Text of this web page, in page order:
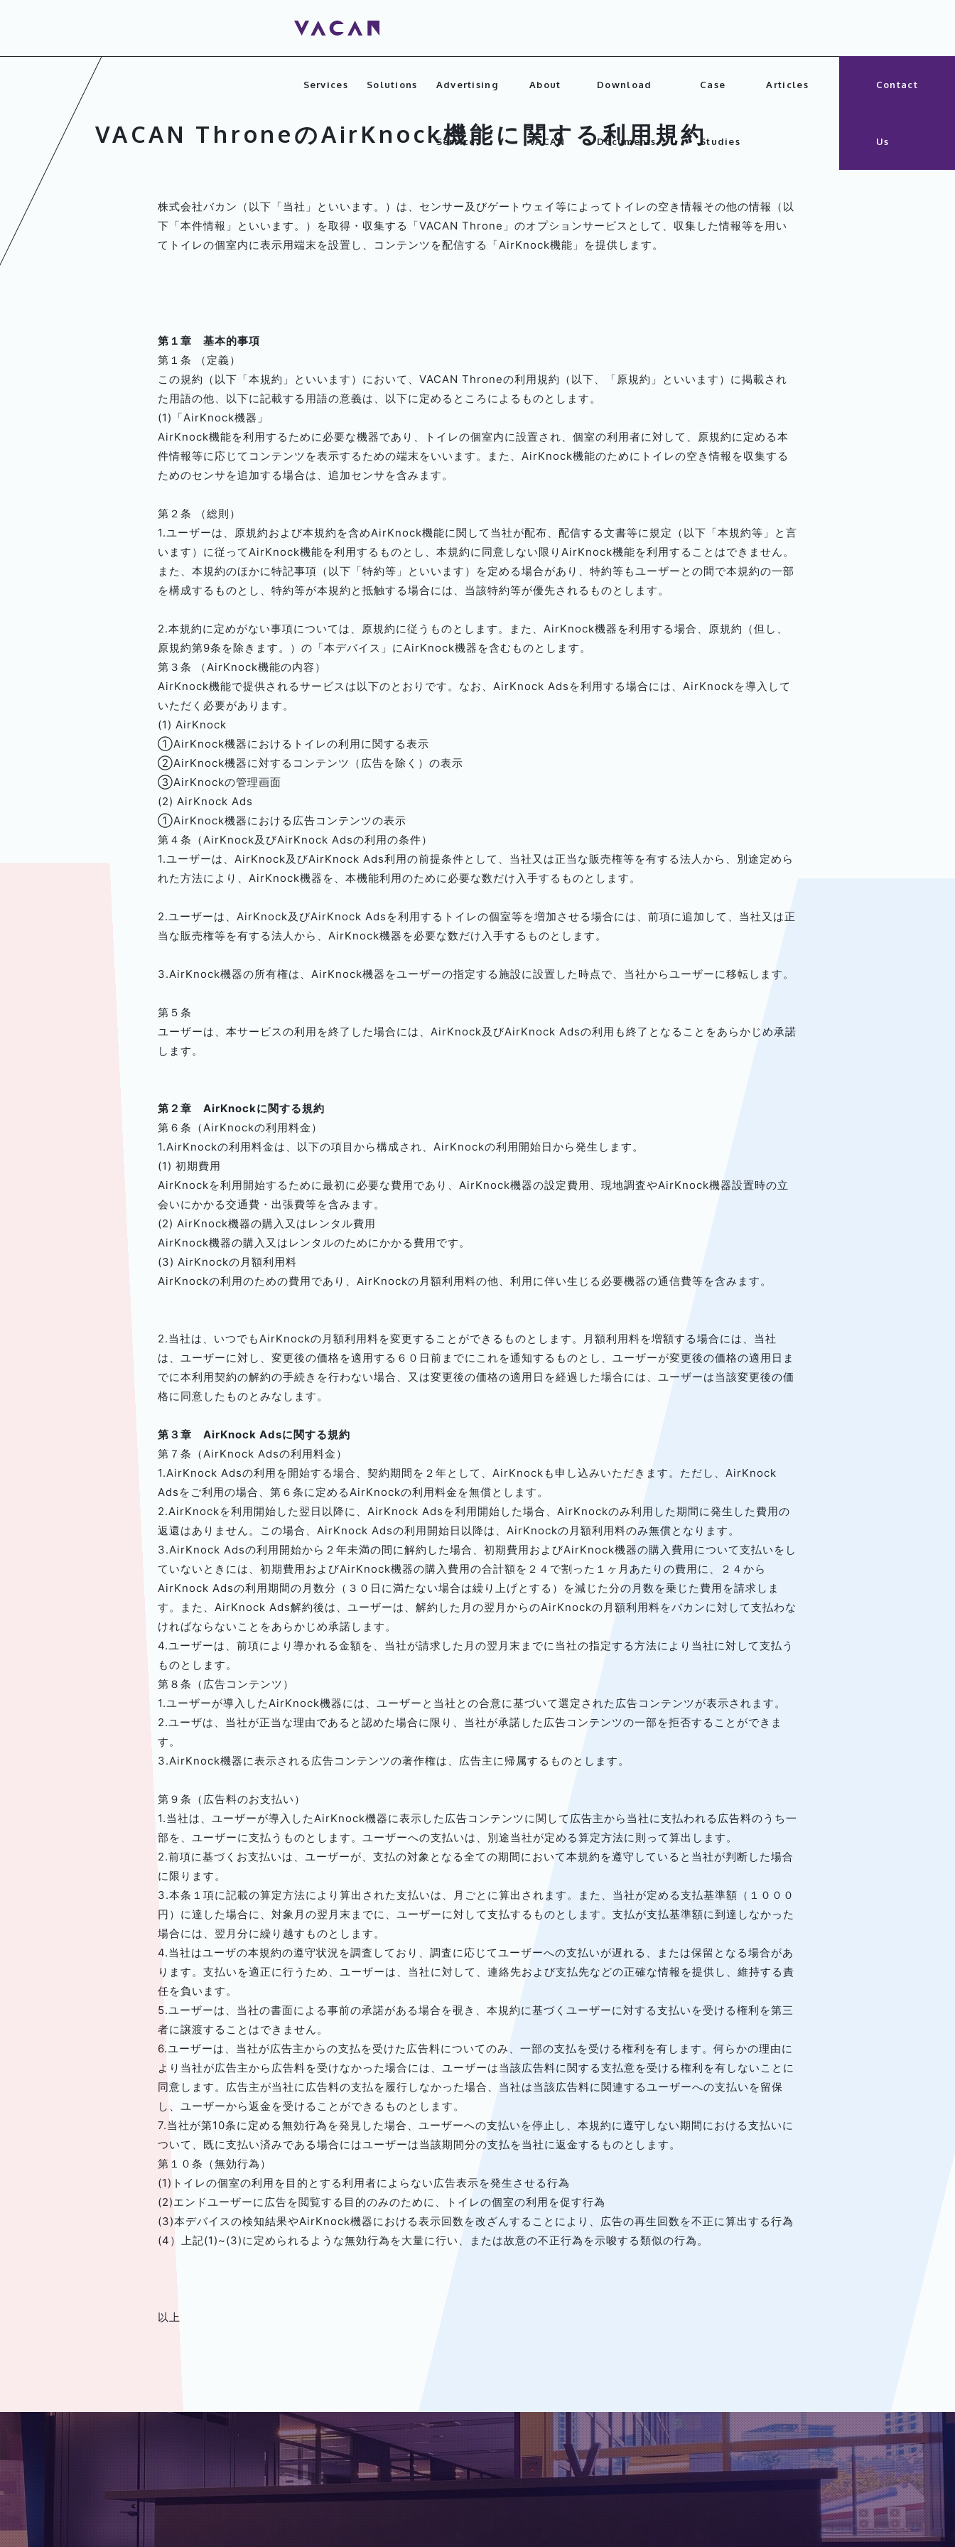
Services Solutions Advertising
Service
About
VACAN
Download
Documents
Case
Studies
Articles Contact
Us
VACAN ThroneのAirKnock機能に関する利用規約
株式会社バカン（以下「当社」といいます。）は、センサー及びゲートウェイ等によってトイレの空き情報その他の情報（以
下「本件情報」といいます。）を取得・収集する「VACAN Throne」のオプションサービスとして、収集した情報等を用い
てトイレの個室内に表示用端末を設置し、コンテンツを配信する「AirKnock機能」を提供します。
第１章 基本的事項
第１条 （定義）
この規約（以下「本規約」といいます）において、VACAN Throneの利用規約（以下、「原規約」といいます）に掲載され
た用語の他、以下に記載する用語の意義は、以下に定めるところによるものとします。
(1)「AirKnock機器」
AirKnock機能を利用するために必要な機器であり、トイレの個室内に設置され、個室の利用者に対して、原規約に定める本
件情報等に応じてコンテンツを表示するための端末をいいます。また、AirKnock機能のためにトイレの空き情報を収集する
ためのセンサを追加する場合は、追加センサを含みます。
第２条 （総則）
1.ユーザーは、原規約および本規約を含めAirKnock機能に関して当社が配布、配信する文書等に規定（以下「本規約等」と言
います）に従ってAirKnock機能を利用するものとし、本規約に同意しない限りAirKnock機能を利用することはできません。
また、本規約のほかに特記事項（以下「特約等」といいます）を定める場合があり、特約等もユーザーとの間で本規約の一部
を構成するものとし、特約等が本規約と抵触する場合には、当該特約等が優先されるものとします。
2.本規約に定めがない事項については、原規約に従うものとします。また、AirKnock機器を利用する場合、原規約（但し、
原規約第9条を除きます。）の「本デバイス」にAirKnock機器を含むものとします。
第３条 （AirKnock機能の内容）
AirKnock機能で提供されるサービスは以下のとおりです。なお、AirKnock Adsを利用する場合には、AirKnockを導入して
いただく必要があります。
(1) AirKnock
①AirKnock機器におけるトイレの利用に関する表示
②AirKnock機器に対するコンテンツ（広告を除く）の表示
③AirKnockの管理画面
(2) AirKnock Ads
①AirKnock機器における広告コンテンツの表示
第４条（AirKnock及びAirKnock Adsの利用の条件）
1.ユーザーは、AirKnock及びAirKnock Ads利用の前提条件として、当社又は正当な販売権等を有する法人から、別途定めら
れた方法により、AirKnock機器を、本機能利用のために必要な数だけ入手するものとします。
2.ユーザーは、AirKnock及びAirKnock Adsを利用するトイレの個室等を増加させる場合には、前項に追加して、当社又は正
当な販売権等を有する法人から、AirKnock機器を必要な数だけ入手するものとします。
3.AirKnock機器の所有権は、AirKnock機器をユーザーの指定する施設に設置した時点で、当社からユーザーに移転します。
第５条
ユーザーは、本サービスの利用を終了した場合には、AirKnock及びAirKnock Adsの利用も終了となることをあらかじめ承諾
します。
第２章 AirKnockに関する規約
第６条（AirKnockの利用料金）
1.AirKnockの利用料金は、以下の項目から構成され、AirKnockの利用開始日から発生します。
(1) 初期費用
AirKnockを利用開始するために最初に必要な費用であり、AirKnock機器の設定費用、現地調査やAirKnock機器設置時の立
会いにかかる交通費・出張費等を含みます。
(2) AirKnock機器の購入又はレンタル費用
AirKnock機器の購入又はレンタルのためにかかる費用です。
(3) AirKnockの月額利用料
AirKnockの利用のための費用であり、AirKnockの月額利用料の他、利用に伴い生じる必要機器の通信費等を含みます。
2.当社は、いつでもAirKnockの月額利用料を変更することができるものとします。月額利用料を増額する場合には、当社
は、ユーザーに対し、変更後の価格を適用する６０日前までにこれを通知するものとし、ユーザーが変更後の価格の適用日ま
でに本利用契約の解約の手続きを行わない場合、又は変更後の価格の適用日を経過した場合には、ユーザーは当該変更後の価
格に同意したものとみなします。
第３章 AirKnock Adsに関する規約
第７条（AirKnock Adsの利用料金）
1.AirKnock Adsの利用を開始する場合、契約期間を２年として、AirKnockも申し込みいただきます。ただし、AirKnock
Adsをご利用の場合、第６条に定めるAirKnockの利用料金を無償とします。
2.AirKnockを利用開始した翌日以降に、AirKnock Adsを利用開始した場合、AirKnockのみ利用した期間に発生した費用の
返還はありません。この場合、AirKnock Adsの利用開始日以降は、AirKnockの月額利用料のみ無償となります。
3.AirKnock Adsの利用開始から２年未満の間に解約した場合、初期費用およびAirKnock機器の購入費用について支払いをし
ていないときには、初期費用およびAirKnock機器の購入費用の合計額を２４で割った１ヶ月あたりの費用に、２４から
AirKnock Adsの利用期間の月数分（３０日に満たない場合は繰り上げとする）を減じた分の月数を乗じた費用を請求しま
す。また、AirKnock Ads解約後は、ユーザーは、解約した月の翌月からのAirKnockの月額利用料をバカンに対して支払わな
ければならないことをあらかじめ承諾します。
4.ユーザーは、前項により導かれる金額を、当社が請求した月の翌月末までに当社の指定する方法により当社に対して支払う
ものとします。
第８条（広告コンテンツ）
1.ユーザーが導入したAirKnock機器には、ユーザーと当社との合意に基づいて選定された広告コンテンツが表示されます。
2.ユーザは、当社が正当な理由であると認めた場合に限り、当社が承諾した広告コンテンツの一部を拒否することができま
す。
3.AirKnock機器に表示される広告コンテンツの著作権は、広告主に帰属するものとします。
第９条（広告料のお支払い）
1.当社は、ユーザーが導入したAirKnock機器に表示した広告コンテンツに関して広告主から当社に支払われる広告料のうち一
部を、ユーザーに支払うものとします。ユーザーへの支払いは、別途当社が定める算定方法に則って算出します。
2.前項に基づくお支払いは、ユーザーが、支払の対象となる全ての期間において本規約を遵守していると当社が判断した場合
に限ります。
3.本条１項に記載の算定方法により算出された支払いは、月ごとに算出されます。また、当社が定める支払基準額（１０００
円）に達した場合に、対象月の翌月末までに、ユーザーに対して支払するものとします。支払が支払基準額に到達しなかった
場合には、翌月分に繰り越すものとします。
4.当社はユーザの本規約の遵守状況を調査しており、調査に応じてユーザーへの支払いが遅れる、または保留となる場合があ
ります。支払いを適正に行うため、ユーザーは、当社に対して、連絡先および支払先などの正確な情報を提供し、維持する責
任を負います。
5.ユーザーは、当社の書面による事前の承諾がある場合を覗き、本規約に基づくユーザーに対する支払いを受ける権利を第三
者に譲渡することはできません。
6.ユーザーは、当社が広告主からの支払を受けた広告料についてのみ、一部の支払を受ける権利を有します。何らかの理由に
より当社が広告主から広告料を受けなかった場合には、ユーザーは当該広告料に関する支払意を受ける権利を有しないことに
同意します。広告主が当社に広告料の支払を履行しなかった場合、当社は当該広告料に関連するユーザーへの支払いを留保
し、ユーザーから返金を受けることができるものとします。
7.当社が第10条に定める無効行為を発見した場合、ユーザーへの支払いを停止し、本規約に遵守しない期間における支払いに
ついて、既に支払い済みである場合にはユーザーは当該期間分の支払を当社に返金するものとします。
第１０条（無効行為）
(1)トイレの個室の利用を目的とする利用者によらない広告表示を発生させる行為
(2)エンドユーザーに広告を閲覧する目的のみのために、トイレの個室の利用を促す行為
(3)本デバイスの検知結果やAirKnock機器における表示回数を改ざんすることにより、広告の再生回数を不正に算出する行為
(4）上記(1)~(3)に定められるような無効行為を大量に行い、または故意の不正行為を示唆する類似の行為。
以上